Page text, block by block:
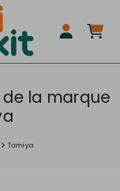
la marque
Tamiya